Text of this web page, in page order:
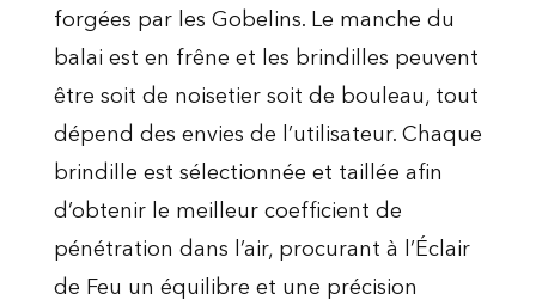
forgées par les Gobelins. Le manche du
balai est en frêne et les brindilles peuvent
être soit de noisetier soit de bouleau, tout
dépend des envies de l’utilisateur. Chaque
brindille est sélectionnée et taillée afin
d’obtenir le meilleur coefficient de
pénétration dans l’air, procurant à l’Éclair
de Feu un équilibre et une précision